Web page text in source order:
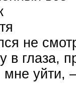
не
в глаза,
уйти,